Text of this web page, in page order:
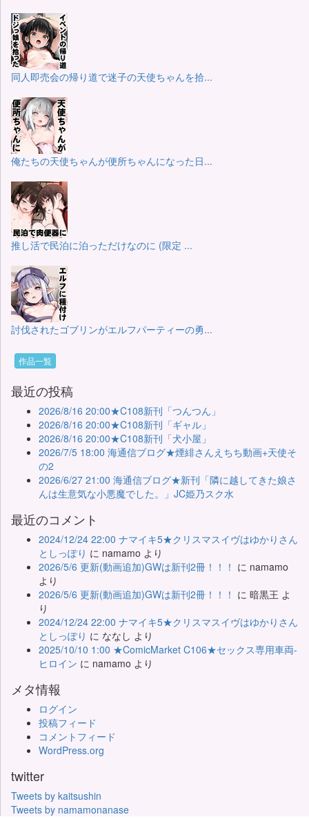
同人即売会の帰り道で迷子の天使ちゃんを拾...
俺たちの天使ちゃんが便所ちゃんになった日...
推し活で民泊に泊っただけなのに (限定 ...
討伐されたゴブリンがエルフパーティーの勇...
作品一覧
最近の投稿
2026/8/16 20:00★C108新刊「つんつん」
2026/8/16 20:00★C108新刊「ギャル」
2026/8/16 20:00★C108新刊「犬小屋」
2026/7/5 18:00 海通信ブログ★煙緋さんえちち動画+天使そ
の2
2026/6/27 21:00 海通信ブログ★新刊「隣に越してきた娘さ
んは生意気な小悪魔でした。」JC姫乃スク水
最近のコメント
2024/12/24 22:00 ナマイキ5★クリスマスイヴはゆかりさん
としっぽり に namamo より
2026/5/6 更新(動画追加)GWは新刊2冊！！！ に namamo
より
2026/5/6 更新(動画追加)GWは新刊2冊！！！ に 暗黒王 よ
り
2024/12/24 22:00 ナマイキ5★クリスマスイヴはゆかりさん
としっぽり に ななし より
2025/10/10 1:00 ★ComicMarket C106★セックス専用車両-
ヒロイン に namamo より
メタ情報
ログイン
投稿フィード
コメントフィード
WordPress.org
twitter
Tweets by kaitsushin
Tweets by namamonanase